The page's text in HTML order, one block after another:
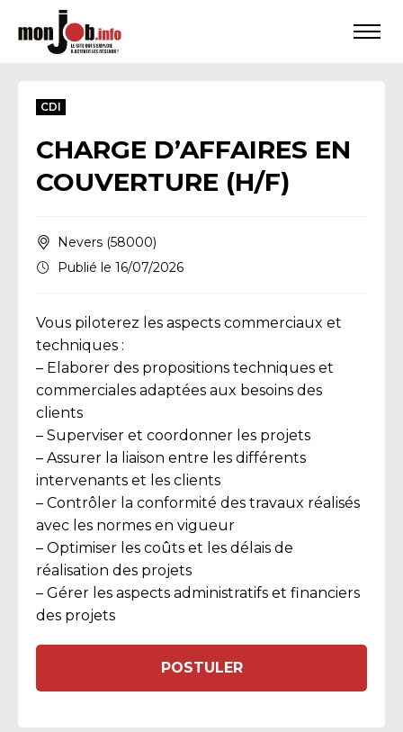
CDI
CHARGE D’AFFAIRES EN
COUVERTURE (H/F)
Nevers (58000)
Publié le 16/07/2026
Vous piloterez les aspects commerciaux et
techniques :
– Elaborer des propositions techniques et
commerciales adaptées aux besoins des
clients
– Superviser et coordonner les projets
– Assurer la liaison entre les différents
intervenants et les clients
– Contrôler la conformité des travaux réalisés
avec les normes en vigueur
– Optimiser les coûts et les délais de
réalisation des projets
– Gérer les aspects administratifs et financiers
des projets
POSTULER